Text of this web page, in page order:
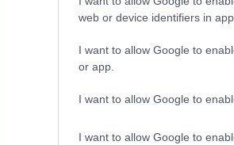
web or device identifiers in
I want to allow Google to
or app.
I want to allow Google to
I want to allow Google to